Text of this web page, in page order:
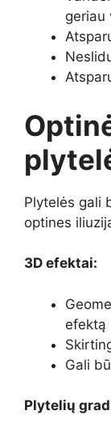
geriau
Plytelės gali
optines
3D efektai:
efektą
Gali
Plytelių